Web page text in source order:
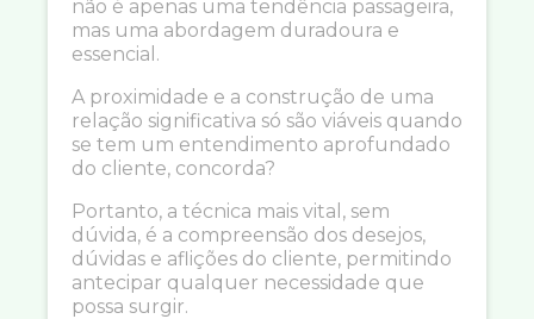
não é apenas uma tendência passageira,
mas uma abordagem duradoura e
essencial.
A proximidade e a construção de uma
relação significativa só são viáveis quando
se tem um entendimento aprofundado
do cliente, concorda?
Portanto, a técnica mais vital, sem
dúvida, é a compreensão dos desejos,
dúvidas e aflições do cliente, permitindo
antecipar qualquer necessidade que
possa surgir.